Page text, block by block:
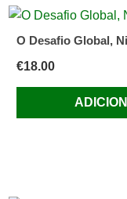
O Desafio Global,
€18.00